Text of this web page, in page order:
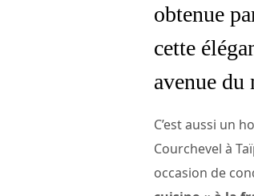
obtenue
cette
avenue
C’est aussi un
Courchevel à
occasion de